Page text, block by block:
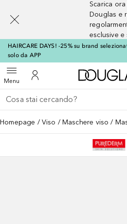
Scarica
Douglas e
esclusive e
HAIRCARE DAYS! -25% su brand
solo da APP
MenuApri menuAl Mio Account
Torna indietro
Esegui ricerca
Homepage Viso Maschere viso
[navigation.slideout.screenreader]